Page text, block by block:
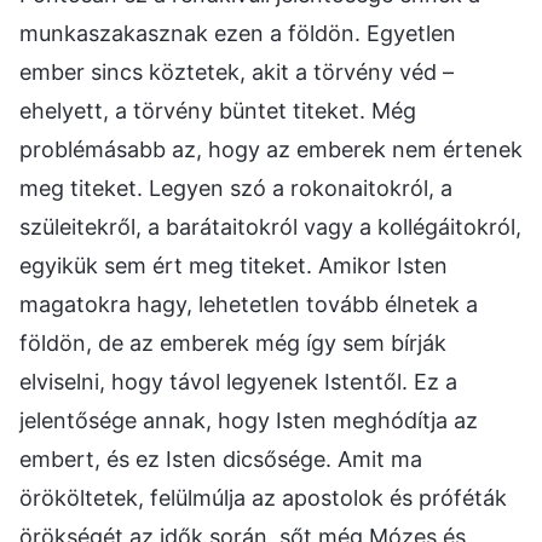
munkaszakasznak ezen a földön. Egyetlen
ember sincs köztetek, akit a törvény véd –
ehelyett, a törvény büntet titeket. Még
problémásabb az, hogy az emberek nem értenek
meg titeket. Legyen szó a rokonaitokról, a
szüleitekről, a barátaitokról vagy a kollégáitokról,
egyikük sem ért meg titeket. Amikor Isten
magatokra hagy, lehetetlen tovább élnetek a
földön, de az emberek még így sem bírják
elviselni, hogy távol legyenek Istentől. Ez a
jelentősége annak, hogy Isten meghódítja az
embert, és ez Isten dicsősége. Amit ma
örököltetek, felülmúlja az apostolok és próféták
örökségét az idők során, sőt még Mózes és